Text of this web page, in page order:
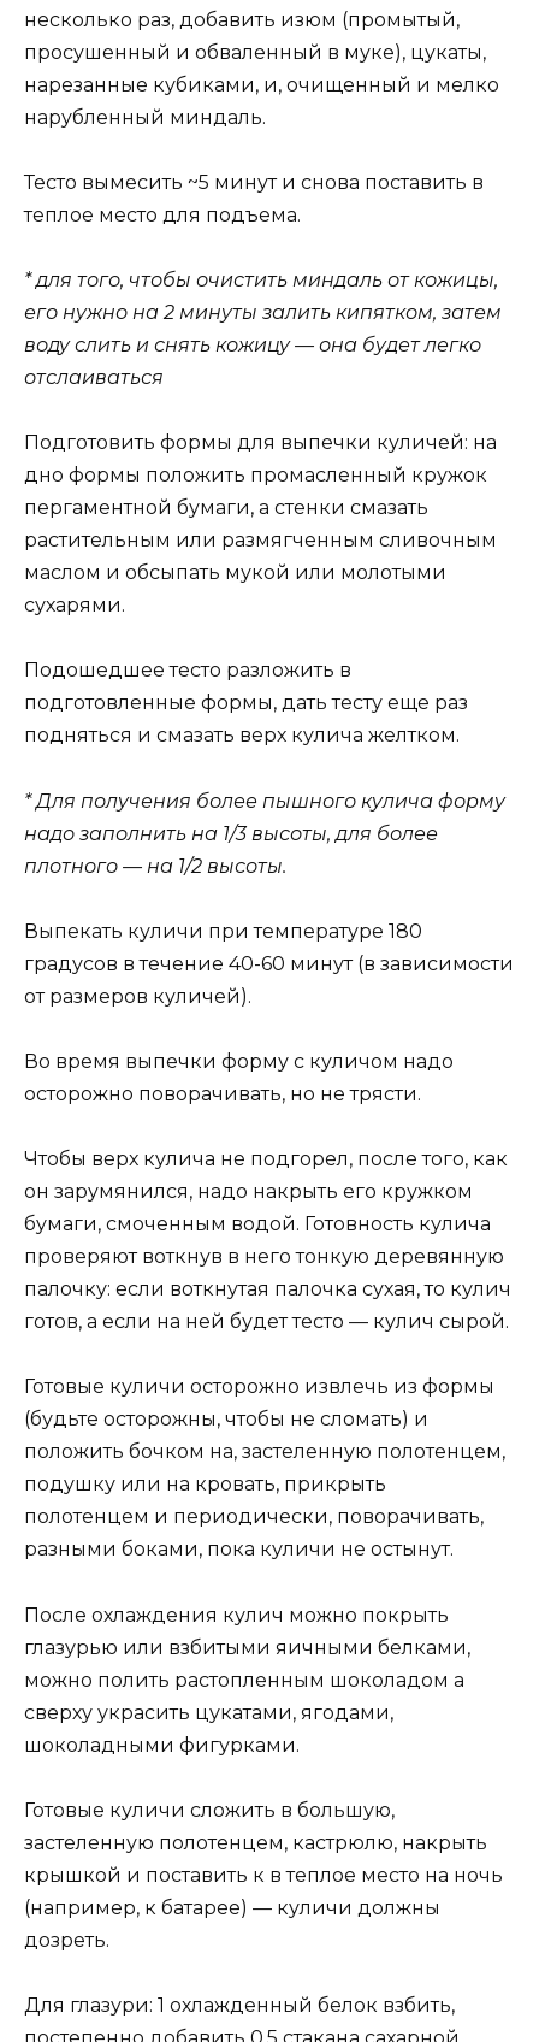
несколько раз, добавить изюм (промытый,
просушенный и обваленный в муке), цукаты,
нарезанные кубиками, и, очищенный и мелко
нарубленный миндаль.
Тесто вымесить ~5 минут и снова поставить в
теплое место для подъема.
* для того, чтобы очистить миндаль от кожицы,
его нужно на 2 минуты залить кипятком, затем
воду слить и снять кожицу — она будет легко
отслаиваться
Подготовить формы для выпечки куличей: на
дно формы положить промасленный кружок
пергаментной бумаги, а стенки смазать
растительным или размягченным сливочным
маслом и обсыпать мукой или молотыми
сухарями.
Подошедшее тесто разложить в
подготовленные формы, дать тесту еще раз
подняться и смазать верх кулича желтком.
* Для получения более пышного кулича форму
надо заполнить на 1/3 высоты, для более
плотного — на 1/2 высоты.
Выпекать куличи при температуре 180
градусов в течение 40-60 минут (в зависимости
от размеров куличей).
Во время выпечки форму с куличом надо
осторожно поворачивать, но не трясти.
Чтобы верх кулича не подгорел, после того, как
он зарумянился, надо накрыть его кружком
бумаги, смоченным водой. Готовность кулича
проверяют воткнув в него тонкую деревянную
палочку: если воткнутая палочка сухая, то кулич
готов, а если на ней будет тесто — кулич сырой.
Готовые куличи осторожно извлечь из формы
(будьте осторожны, чтобы не сломать) и
положить бочком на, застеленную полотенцем,
подушку или на кровать, прикрыть
полотенцем и периодически, поворачивать,
разными боками, пока куличи не остынут.
После охлаждения кулич можно покрыть
глазурью или взбитыми яичными белками,
можно полить растопленным шоколадом а
сверху украсить цукатами, ягодами,
шоколадными фигурками.
Готовые куличи сложить в большую,
застеленную полотенцем, кастрюлю, накрыть
крышкой и поставить к в теплое место на ночь
(например, к батарее) — куличи должны
дозреть.
Для глазури: 1 охлажденный белок взбить,